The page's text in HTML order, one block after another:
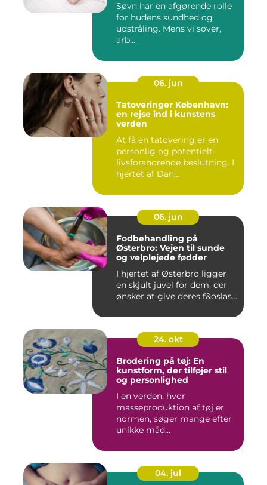
Søvn har en afgørende rolle
for hudens sundhed og
udstråling. Mens vi sover,
arb...
06. jun
Tatoveringer København:
en rejse ind i kunstens
verden
At få en tatovering er en
personlig og potentielt
livsforandrende beslutning. I
hjertet af Dan...
06. jun
Fodbehandling på
Østerbro: Vejen til sunde
og velplejede fødder
I hjertet af Østerbro ligger
en skjult juvel for dem, der
ønsker at give deres f&oslas...
24. okt
Brodering på tøj: En
kunstform, der tilføjer stil
og personlighed
I en verden, hvor
masseproduktion af tøj er
normen, søger mange efter
unikke måd...
04. jul